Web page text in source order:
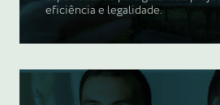
eficiência e legalidade.